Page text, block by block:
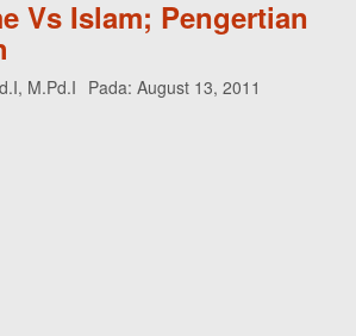
Vs Islam; Pengertian
M.Pd.I Pada: August 13, 2011